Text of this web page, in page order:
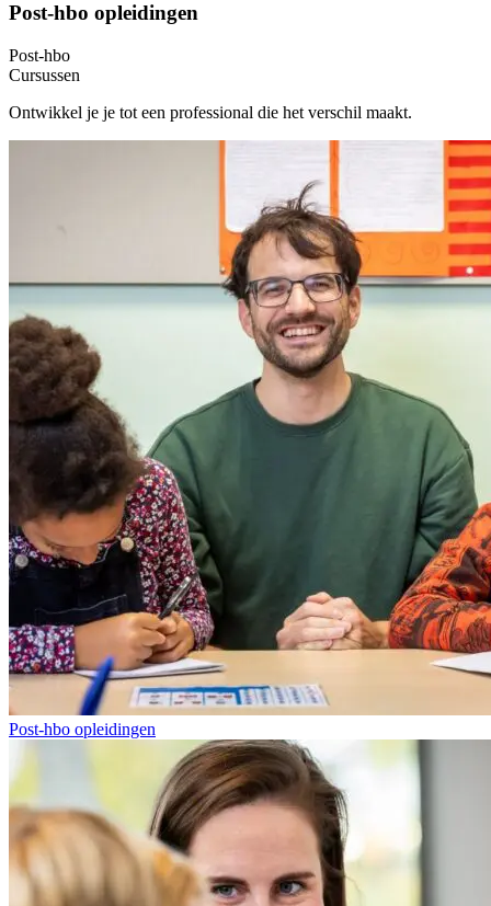
Post-hbo opleidingen
Post-hbo
Cursussen
Ontwikkel je je tot een professional die het verschil maakt.
Post-hbo opleidingen